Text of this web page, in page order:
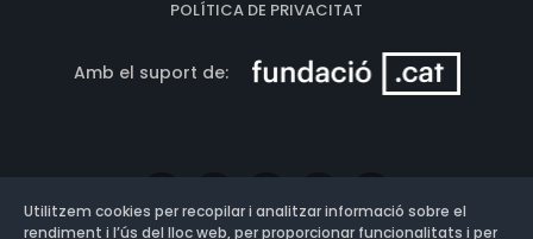
POLÍTICA DE PRIVACITAT
Amb el suport de:
Utilitzem cookies per recopilar i analitzar informació sobre el
rendiment i l’ús del lloc web, per proporcionar funcionalitats i per